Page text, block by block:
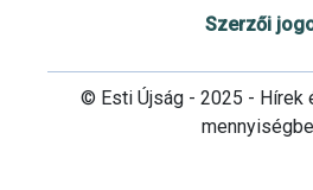
Szerzői
© Esti Újság - 2025 - Hírek